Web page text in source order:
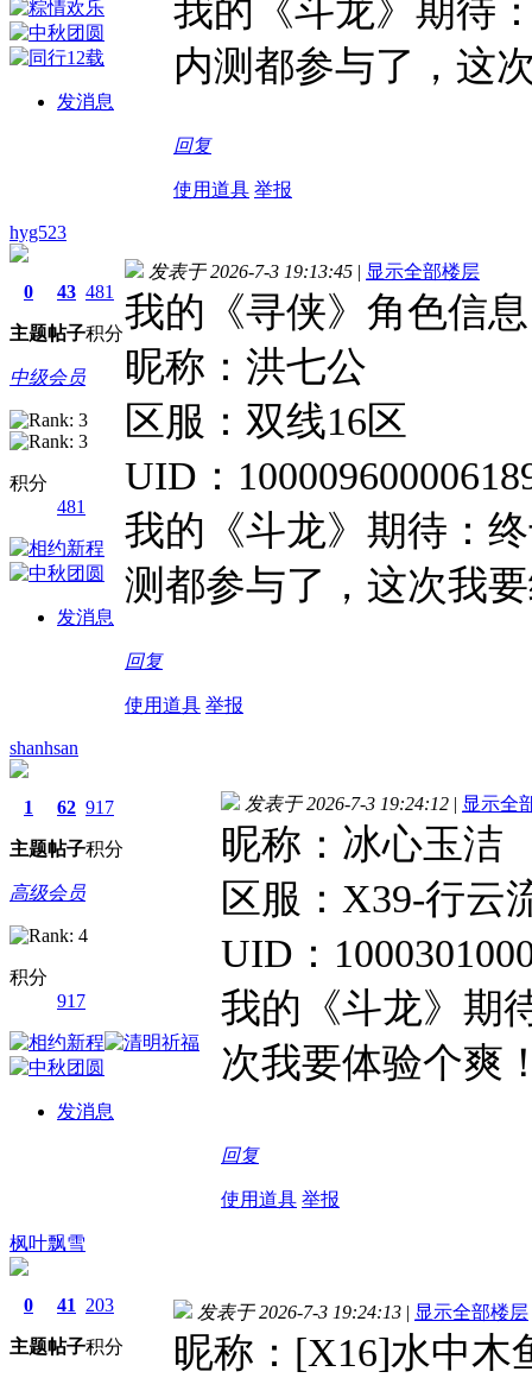
发消息
我的《斗龙》期待
内测都参与了，这
回复
使用道具 举报
hyg523
0
主题
43
帖子
481
积分
中级会员
积分
481
发消息
发表于 2026-7-3 19:13:45 | 显示全部楼层
我的《寻侠》角色信
昵称：洪七公
区服：双线16区
UID：
我的《斗龙》期待：
测都参与了，这次我
回复
使用道具 举报
shanhsan
1
主题
62
帖子
917
积分
高级会员
积分
917
发消息
发表于 2026-7-3 19:24:12 | 显示全
昵称：冰心玉洁
区服：X39-行云
UID：
我的《斗龙》期
次我要体验个爽
回复
使用道具 举报
枫叶飘雪
0
主题
41
帖子
203
积分
发表于 2026-7-3 19:24:13 | 显示全部楼层
昵称：[X16]水中木